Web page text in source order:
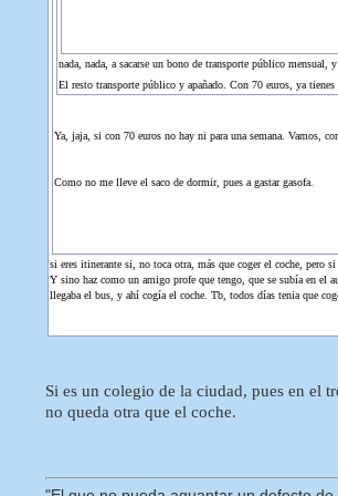
nada, nada, a sacarse un bono de transporte público
El resto transporte público y apañado. Con 70 euros, ya
Ya, jaja, si con 70 euros no hay ni para una semana. Vamos,
Como no me lleve el saco de dormir, pues a gastar gasofa.
si eres itinerante si, no toca otra, más que coger el coche, pero
Y sino haz como un amigo profe que tengo, que se subía en el
llegaba el bus, y ahí cogía el coche. Tb, todos días tenia que
Si es un colegio de la ciudad, pues en el
no queda otra que el coche.